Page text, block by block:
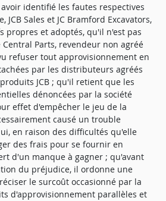
identifié les fautes respectives
JCB Sales et JC Bramford Excavators,
propres et adoptés, qu'il n'est pas
Parts, revendeur non agréé
refuser tout approvisionnement en
par les distributeurs agréés
JCB ; qu'il retient que les
dénoncées par la société
effet d'empêcher le jeu de la
causé un trouble
en raison des difficultés qu'elle
des frais pour se fournir en
d'un manque à gagner ; qu'avant
du préjudice, il ordonne une
le surcoût occasionné par la
d'approvisionnement parallèles et